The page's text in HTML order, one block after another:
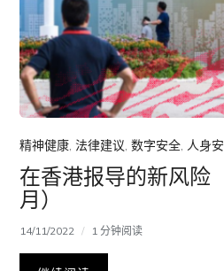
精神健康, 法律建议,数字安全, 人身
在香港报导的新风险
月）
14/11/2022 1 分钟阅读